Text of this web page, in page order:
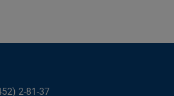
2-81-37